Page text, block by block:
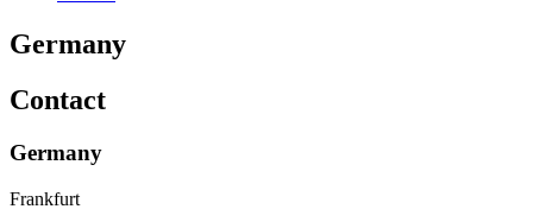
Germany
Contact
Germany
Frankfurt